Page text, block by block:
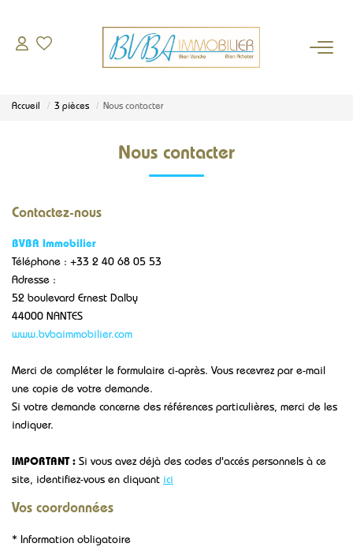
BIENS VENDUS
Qui sommes-nous
CONTACT
Accueil 3 pièces Nous contacter
Nous contacter
Contactez-nous
BVBA Immobilier
Téléphone : +33 2 40 68 05 53
Adresse :
52 boulevard Ernest Dalby
44000 NANTES
www.bvbaimmobilier.com
Merci de compléter le formulaire ci-après. Vous recevrez par e-mail
une copie de votre demande.
Si votre demande concerne des références particulières, merci de les
indiquer.
IMPORTANT : Si vous avez déjà des codes d'accés personnels à ce
site, identifiez-vous en cliquant ici
Vos coordonnées
* Information obligatoire